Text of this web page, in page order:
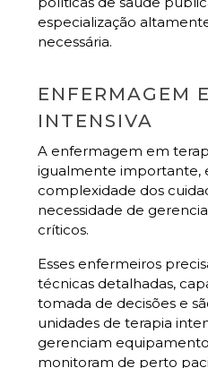
especialização
necessária.
ENFERMAGEM
INTENSIVA
A enfermagem em
igualmente importante,
complexidade dos
necessidade de
críticos.
Esses enfermeiros
técnicas detalhadas,
tomada de decisões e
unidades de terapia
gerenciam
monitoram de perto